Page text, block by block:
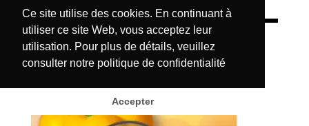
Ce site utilise des cookies. En continuant à
utiliser ce site Web, vous acceptez leur
utilisation. Pour plus de détails, veuillez
consulter notre politique de confidentialité
Accepter
Les aliments détaillés